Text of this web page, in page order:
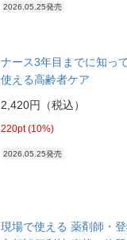
2026.05.25発売
ナース3年目までに知っ
使える高齢者ケア
2,420円（税込）
220pt (10%)
2026.05.25発売
現場で使える 薬剤師・